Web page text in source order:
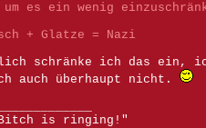
um es ein wenig
+ Glatze = Nazi
schränke ich das ein,
auch überhaupt nicht.
is ringing!"